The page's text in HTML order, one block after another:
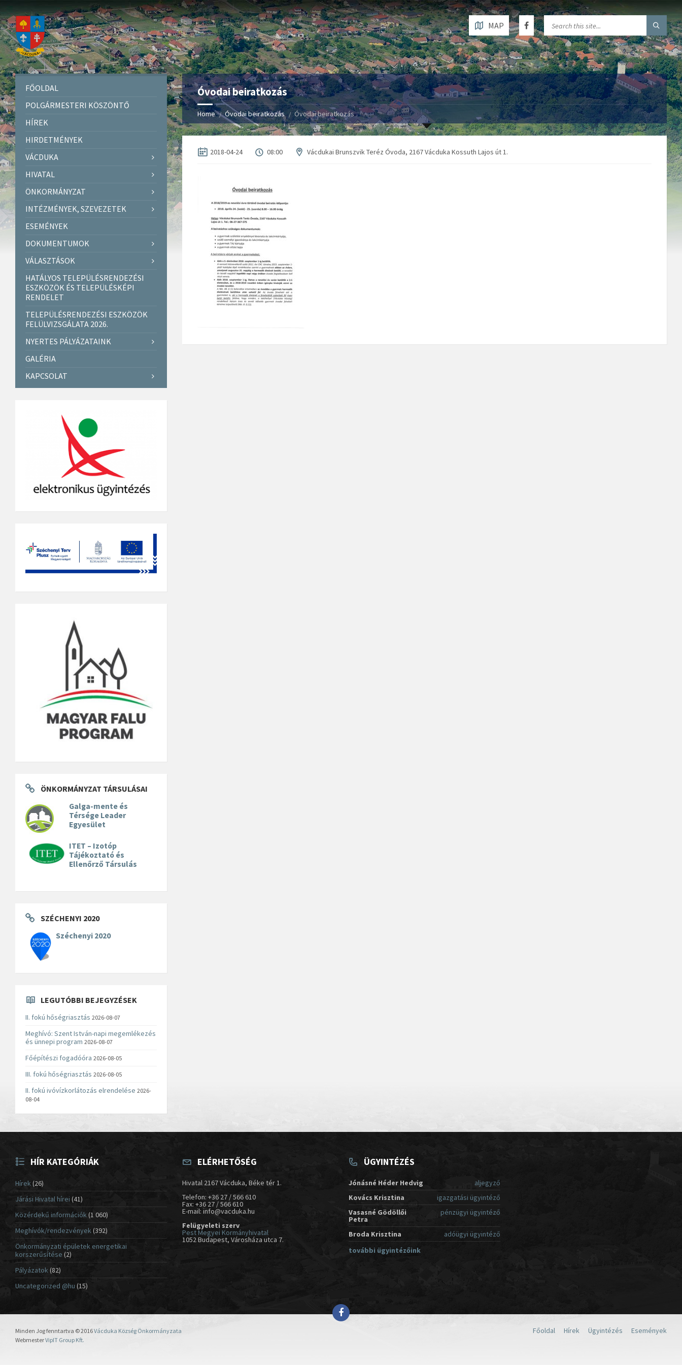
MAP
Óvodai beiratkozás
Home Óvodai beiratkozás Óvodai beiratkozás
2018-04-24 08:00 Vácdukai Brunszvik Teréz Óvoda, 2167 Vácduka Kossuth Lajos út 1.
FŐOLDAL
POLGÁRMESTERI KÖSZÖNTŐ
HÍREK
HIRDETMÉNYEK
VÁCDUKA
HIVATAL
ÖNKORMÁNYZAT
INTÉZMÉNYEK, SZEVEZETEK
ESEMÉNYEK
DOKUMENTUMOK
VÁLASZTÁSOK
HATÁLYOS TELEPÜLÉSRENDEZÉSI
ESZKÖZÖK ÉS TELEPÜLÉSKÉPI
RENDELET
TELEPÜLÉSRENDEZÉSI ESZKÖZÖK
FELÜLVIZSGÁLATA 2026.
NYERTES PÁLYÁZATAINK
GALÉRIA
KAPCSOLAT
ÖNKORMÁNYZAT TÁRSULÁSAI
Galga-mente és
Térsége Leader
Egyesület
ITET – Izotóp
Tájékoztató és
Ellenőrző Társulás
SZÉCHENYI 2020
Széchenyi 2020
LEGUTÓBBI BEJEGYZÉSEK
II. fokú hőségriasztás 2026-08-07
Meghívó: Szent István-napi megemlékezés
és ünnepi program 2026-08-07
Főépítészi fogadóóra 2026-08-05
III. fokú hőségriasztás 2026-08-05
II. fokú ivóvízkorlátozás elrendelése 2026-
08-04
HÍR KATEGÓRIÁK
Hírek (26)
Járási Hivatal hírei (41)
Közérdekű információk(1 060)
Meghívók/rendezvények(392)
Önkormányzati épületek energetikai
korszerűsítése (2)
Pályázatok(82)
Uncategorized @hu (15)
ELÉRHETŐSÉG
Hivatal 2167 Vácduka, Béke tér 1.
Telefon: +36 27 / 566 610
Fax: +36 27 / 566 610
E-mail: info@vacduka.hu
Felügyeleti szerv
Pest Megyei Kormányhivatal
1052 Budapest, Városháza utca 7.
ÜGYINTÉZÉS
Jónásné Héder Hedvig
aljegyző
Kovács Krisztina
igazgatási ügyintéző
Vasasné Gödöllői
Petra
pénzügyi ügyintéző
Broda Krisztina
adóügyi ügyintéző
további ügyintézőink
Főoldal Hírek Ügyintézés Események
Minden Jog fenntartva © 2016Vácduka Község Önkormányzata
WebmesterVipIT Group Kft.